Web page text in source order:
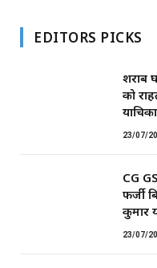
EDITORS PICKS
शराब
को
23/07/
CG
फर्जी
कुमार
23/07/